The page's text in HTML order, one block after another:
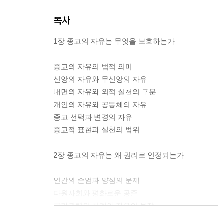
목차
1장 종교의 자유는 무엇을 보호하는가
종교의 자유의 법적 의미
신앙의 자유와 무신앙의 자유
내면의 자유와 외적 실천의 구분
개인의 자유와 공동체의 자유
종교 선택과 변경의 자유
종교적 표현과 실천의 범위
2장 종교의 자유는 왜 권리로 인정되는가
인간의 존엄과 양심의 문제
국가권력의 한계와 자유의 보장